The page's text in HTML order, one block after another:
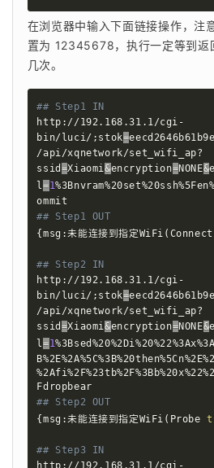
在浏览器中输入下面链接操作，注
置为 12345678，执行一定等到
几次。
## Step1 IN
http://192.168.31.1/cgi-
bin/luci/ ; stok=
/api/xqnetwork/set_wifi_ap?
ssid =Xiaomi&encryption=NONE&
l=1
## Step1 OUT
{msg:未能连接到指定WiFi (
## Step2 IN
http://192.168.31.1/cgi-
bin/luci/ ; stok=
/api/xqnetwork/set_wifi_ap?
ssid =Xiaomi&encryption=NONE&
l=1
## Step2 OUT
{msg:未能连接到指定WiFi ( Probe
## Step3 IN
http://192.168.31.1/cgi-